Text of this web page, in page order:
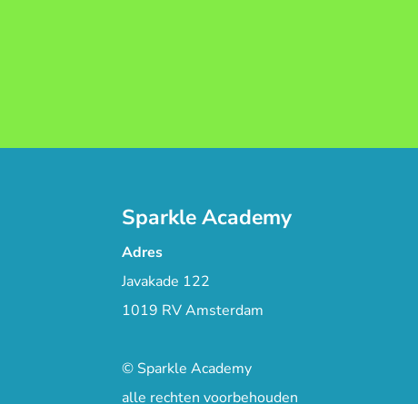
Sparkle Academy
Adres
Javakade 122
1019 RV Amsterdam
© Sparkle Academy
alle rechten voorbehouden